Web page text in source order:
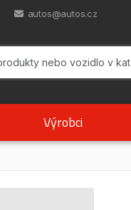
autos@autos.cz
Výrobci